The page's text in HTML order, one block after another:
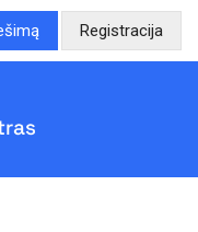
Registracija